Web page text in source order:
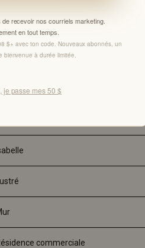
mm
x 36"
Lustré
commerciale
de recevoir nos courriels marketing.
en tout temps.
$+ avec ton code. Nouveaux abonnés, un
bienvenue à durée limitée.
je passe mes 50 $